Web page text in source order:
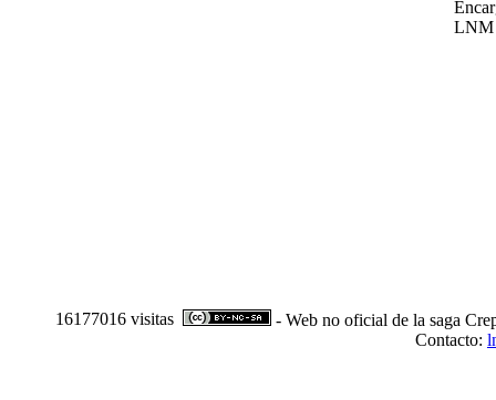
LNM
16177016 visitas
- Web no oficial de la saga
Contacto: